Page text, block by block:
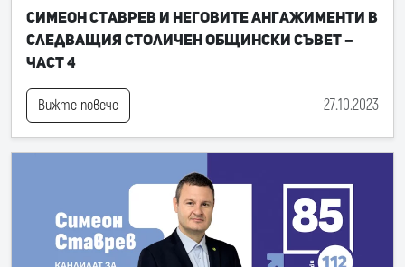
Симеон Ставрев и неговите ангажименти в
следващия Столичен общински съвет –
част 4
Вижте повече 27.10.2023